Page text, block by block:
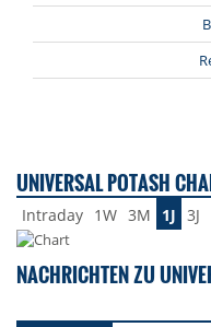
UNIVERSAL POTASH
Intraday 1W 3M 1J 3J
NACHRICHTEN ZU